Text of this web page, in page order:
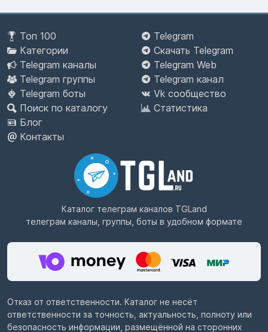
Топ 100
Категории
Telegram каналы
Telegram группы
Telegram боты
Поиск по каталогу
Блог
Контакты
Telegram
Скачать Telegram
Telegram Web
Telegram канал
Vk сообщество
Статистика
Каталог телеграм каналов TGLand
телеграм каналы, группы, боты в удобном формате
Отказ от ответственности. Каталог не несёт
ответственности за точность, актуальность, полноту или
безопасность информации, размещённой на сторонних